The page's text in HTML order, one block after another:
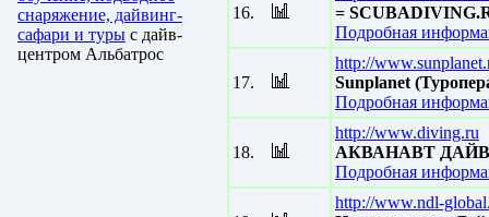
снаряжение, дайвинг-
сафари и туры с дайв-
центром Альбатрос
16.
=
Подробная
17.
http://
Sunplanet
Подробная
18.
http://www.diving.ru
АКВАНАВТ
Подробная
http://www.ndl-